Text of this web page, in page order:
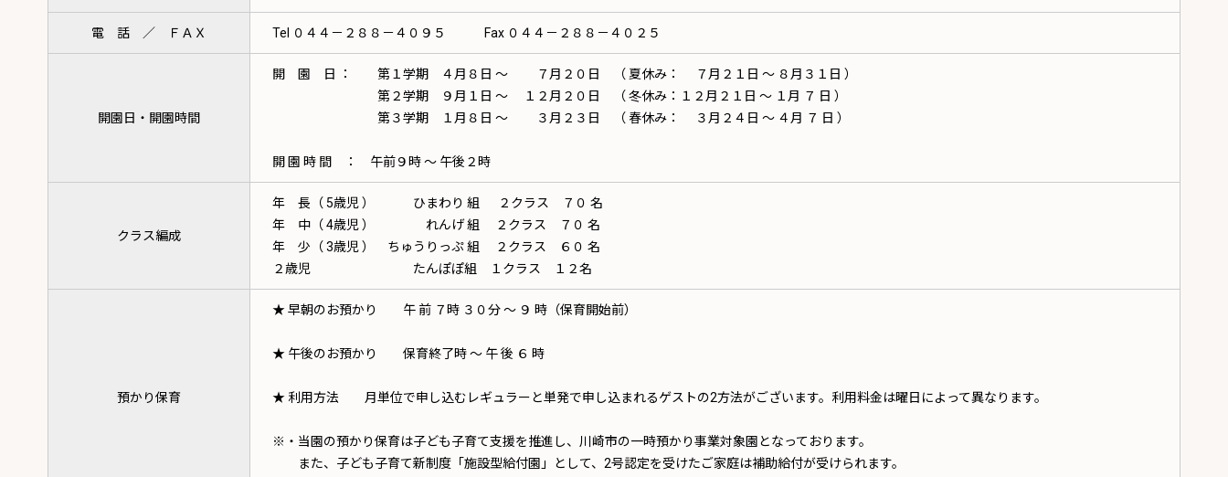
電 話 ／ ＦＡＸ Tel ０４４－２８８－４０９５ Fax ０４４－２８８－４０２５
開園日・開園時間
開 園 日 ： 第１学期 ４月８日 ～ ７月２０日 （ 夏休み： ７月２１日 ～ ８月３１日 ）
第２学期 ９月１日 ～ １２月２０日 （ 冬休み：１２月２１日 ～ １月 ７ 日 ）
第３学期 １月８日 ～ ３月２３日 （ 春休み： ３月２４日 ～ ４月 ７ 日 ）
開 園 時 間 ： 午前９時 ～ 午後２時
クラス編成
年 長（ 5歳児 ） ひまわり 組 ２クラス ７０ 名
年 中（ 4歳児 ） れんげ 組 ２クラス ７０ 名
年 少（ 3歳児 ） ちゅうりっぷ 組 ２クラス ６０ 名
２歳児 たんぽぽ組 １クラス １２名
預かり保育
★ 早朝のお預かり 午 前 ７時 ３０分 ～ ９ 時（保育開始前）
★ 午後のお預かり 保育終了時 ～ 午 後 ６ 時
★ 利用方法 月単位で申し込むレギュラーと単発で申し込まれるゲストの2方法がございます。利用料金は曜日によって異なります。
※・当園の預かり保育は子ども子育て支援を推進し、川崎市の一時預かり事業対象園となっております。
また、子ども子育て新制度「施設型給付園」として、2号認定を受けたご家庭は補助給付が受けられます。